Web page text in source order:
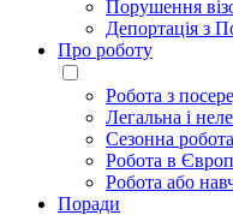
Порушення
Депортація з
Про роботу
Робота з
Легальна і
Сезонна робота
Робота в
Робота або
Поради